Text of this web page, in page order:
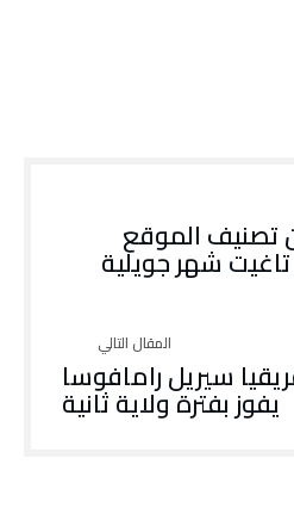
الموقع
شهر جويلية
سيريل رامافوسا
يفوز بفترة ولاية ثانية